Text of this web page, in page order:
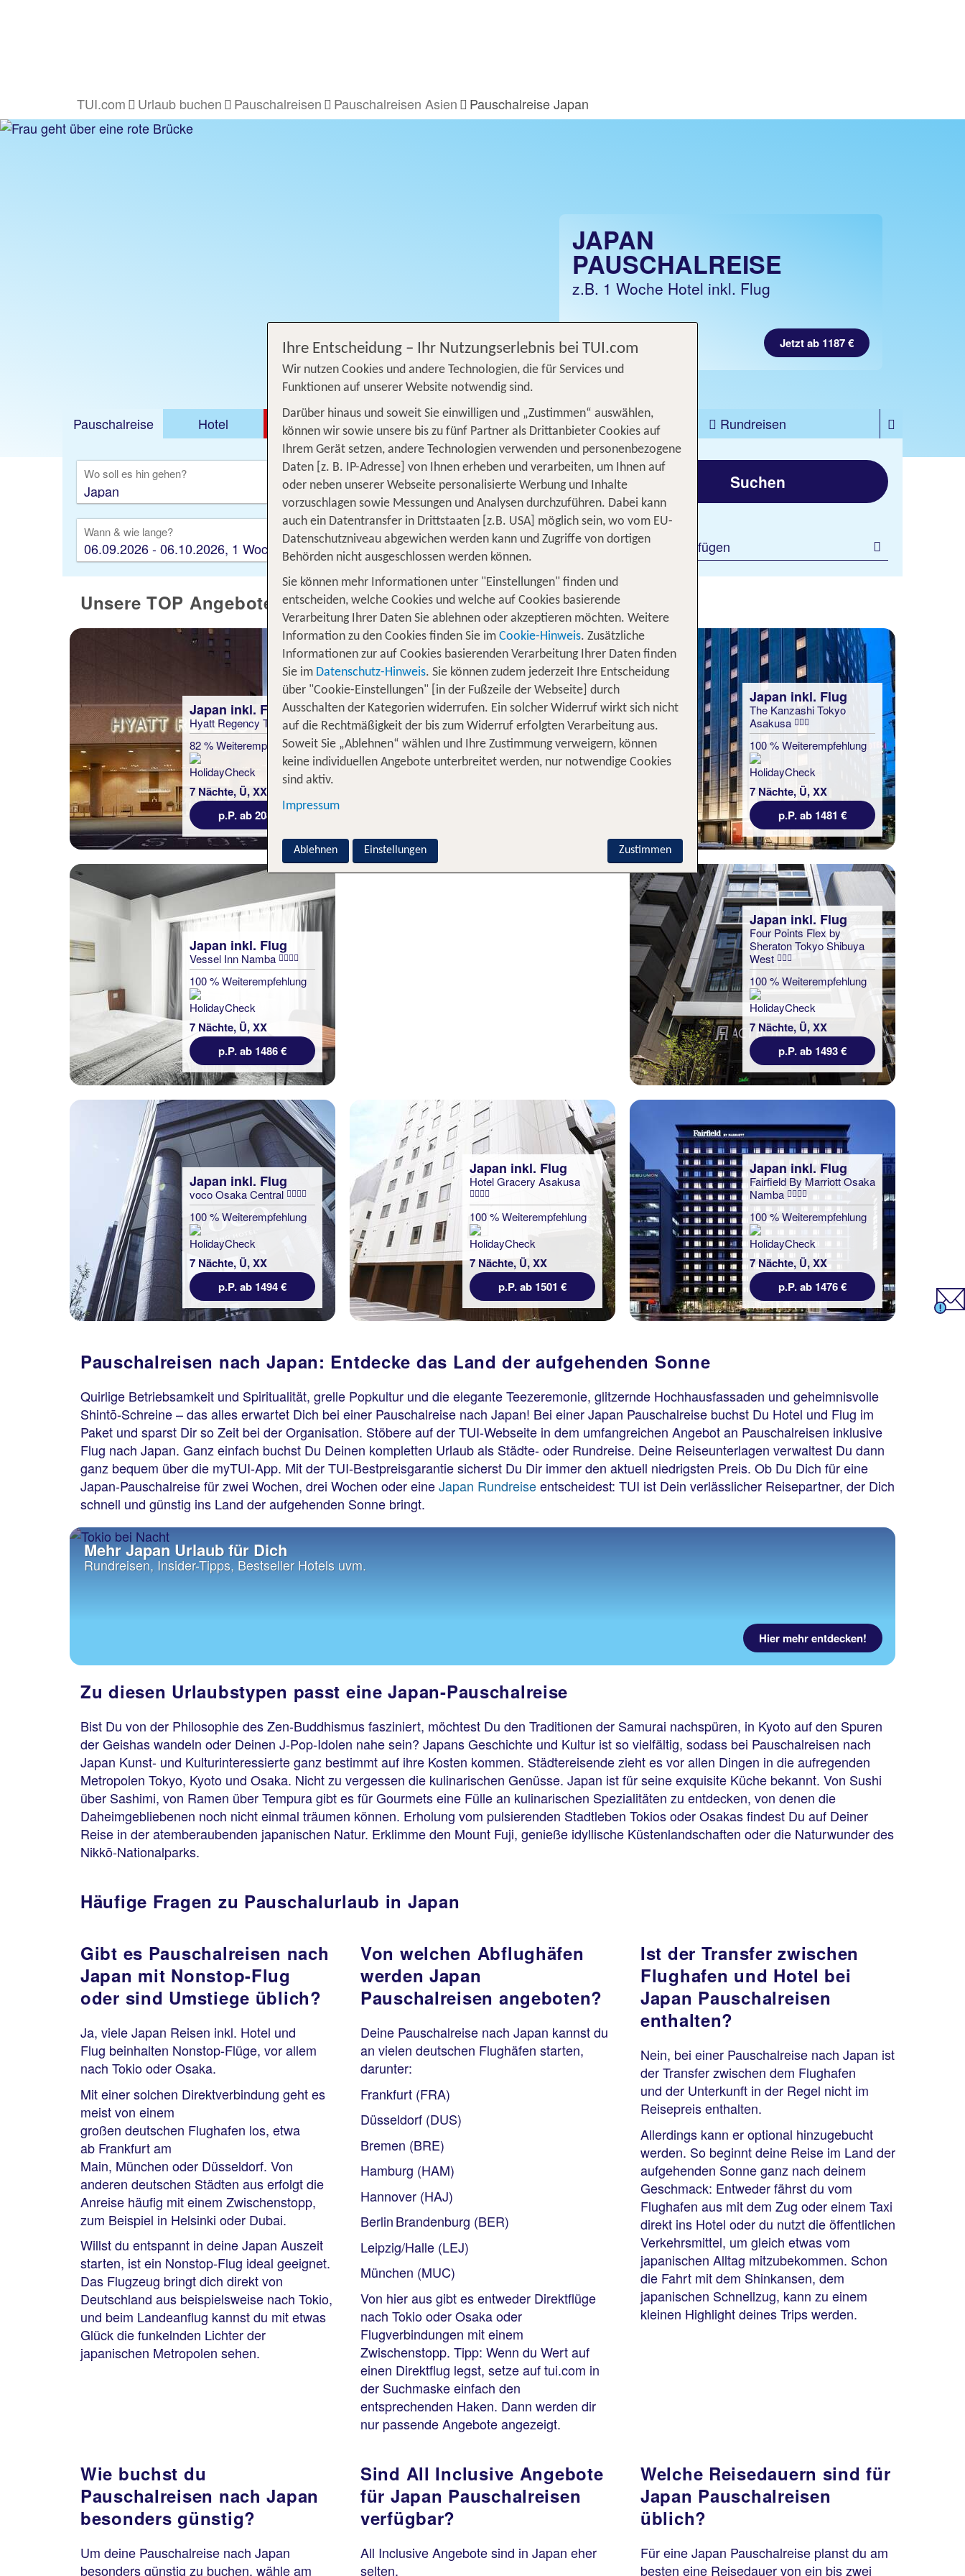
TUI.com Urlaub buchen Pauschalreisen Pauschalreisen Asien Pauschalreise Japan
JAPAN
PAUSCHALREISE
z.B. 1 Woche Hotel inkl. Flug
Jetzt ab 1187 €
Pauschalreise Hotel DEALS Flug Ferienhaus Mietwagen Kreuzfahrten
Rundreisen
Ausflüge
Camper Privattransfer Zusatzleistungen
Wo soll es hin gehen? Von wo?
Beliebig
Wann & wie lange?
06.09.2026 - 06.10.2026, 1 Woche
Wer reist mit?
2 Erwachsene
Suchen
Filter hinzufügen
Unsere TOP Angebote 1 Woche Japan Urlaub inkl. Flug
Japan inkl. Flug
Hyatt Regency Tokyo
82 % Weiterempfehlung
7 Nächte, Ü, XX
p.P. ab 2084 €
Japan inkl. Flug
Henn Na Hotel Tokyo
Ginza
100 % Weiterempfehlung
Japan inkl. Flug
The Kanzashi Tokyo
Asakusa
100 % Weiterempfehlung
7 Nächte, Ü, XX
p.P. ab 1481 €
Japan inkl. Flug
Vessel Inn Namba
100 % Weiterempfehlung
7 Nächte, Ü, XX
p.P. ab 1486 €
Japan inkl. Flug
Miyako City Osaka
Hommachi
100 % Weiterempfehlung
Japan inkl. Flug
Four Points Flex by
Sheraton Tokyo Shibuya
West
100 % Weiterempfehlung
7 Nächte, Ü, XX
p.P. ab 1493 €
Japan inkl. Flug
voco Osaka Central
100 % Weiterempfehlung
7 Nächte, Ü, XX
p.P. ab 1494 €
Japan inkl. Flug
Hotel Gracery Asakusa
100 % Weiterempfehlung
7 Nächte, Ü, XX
p.P. ab 1501 €
Japan inkl. Flug
Fairfield By Marriott Osaka
Namba
100 % Weiterempfehlung
7 Nächte, Ü, XX
p.P. ab 1476 €
Pauschalreisen nach Japan: Entdecke das Land der aufgehenden Sonne
Quirlige Betriebsamkeit und Spiritualität, grelle Popkultur und die elegante Teezeremonie, glitzernde Hochhausfassaden und geheimnisvolle
Shintō-Schreine – das alles erwartet Dich bei einer Pauschalreise nach Japan! Bei einer Japan Pauschalreise buchst Du Hotel und Flug im
Paket und sparst Dir so Zeit bei der Organisation. Stöbere auf der TUI-Webseite in dem umfangreichen Angebot an Pauschalreisen inklusive
Flug nach Japan. Ganz einfach buchst Du Deinen kompletten Urlaub als Städte- oder Rundreise. Deine Reiseunterlagen verwaltest Du dann
ganz bequem über die myTUI-App. Mit der TUI-Bestpreisgarantie sicherst Du Dir immer den aktuell niedrigsten Preis. Ob Du Dich für eine
Japan-Pauschalreise für zwei Wochen, drei Wochen oder eineJapan Rundreiseentscheidest: TUI ist Dein verlässlicher Reisepartner, der Dich
schnell und günstig ins Land der aufgehenden Sonne bringt.
Mehr Japan Urlaub für Dich
Rundreisen, Insider-Tipps, Bestseller Hotels uvm.
Hier mehr entdecken!
Zu diesen Urlaubstypen passt eine Japan-Pauschalreise
Bist Du von der Philosophie des Zen-Buddhismus fasziniert, möchtest Du den Traditionen der Samurai nachspüren, in Kyoto auf den Spuren
der Geishas wandeln oder Deinen J-Pop-Idolen nahe sein? Japans Geschichte und Kultur ist so vielfältig, sodass bei Pauschalreisen nach
Japan Kunst- und Kulturinteressierte ganz bestimmt auf ihre Kosten kommen. Städtereisende zieht es vor allen Dingen in die aufregenden
Metropolen Tokyo, Kyoto und Osaka. Nicht zu vergessen die kulinarischen Genüsse. Japan ist für seine exquisite Küche bekannt. Von Sushi
über Sashimi, von Ramen über Tempura gibt es für Gourmets eine Fülle an kulinarischen Spezialitäten zu entdecken, von denen die
Daheimgebliebenen noch nicht einmal träumen können. Erholung vom pulsierenden Stadtleben Tokios oder Osakas findest Du auf Deiner
Reise in der atemberaubenden japanischen Natur. Erklimme den Mount Fuji, genieße idyllische Küstenlandschaften oder die Naturwunder des
Nikkō-Nationalparks.
Häufige Fragen zu Pauschalurlaub in Japan
Gibt es Pauschalreisen nach
Japan mit Nonstop-Flug
oder sind Umstiege üblich?
Ja, viele Japan Reisen inkl. Hotel und
Flug beinhalten Nonstop-Flüge, vor allem
nach Tokio oder Osaka.
Mit einer solchen Direktverbindung geht es
meist von einem
großen deutschen Flughafen los, etwa
ab Frankfurt am
Main, München oder Düsseldorf. Von
anderen deutschen Städten aus erfolgt die
Anreise häufig mit einem Zwischenstopp,
zum Beispiel in Helsinki oder Dubai.
Willst du entspannt in deine Japan Auszeit
starten, ist ein Nonstop-Flug ideal geeignet.
Das Flugzeug bringt dich direkt von
Deutschland aus beispielsweise nach Tokio,
und beim Landeanflug kannst du mit etwas
Glück die funkelnden Lichter der
japanischen Metropolen sehen.
Von welchen Abflughäfen
werden Japan
Pauschalreisen angeboten?
Deine Pauschalreise nach Japan kannst du
an vielen deutschen Flughäfen starten,
darunter:
Frankfurt (FRA)
Düsseldorf (DUS)
Bremen (BRE)
Hamburg (HAM)
Hannover (HAJ)
Berlin Brandenburg (BER)
Leipzig/Halle (LEJ)
München (MUC)
Von hier aus gibt es entweder Direktflüge
nach Tokio oder Osaka oder
Flugverbindungen mit einem
Zwischenstopp. Tipp: Wenn du Wert auf
einen Direktflug legst, setze auf tui.com in
der Suchmaske einfach den
entsprechenden Haken. Dann werden dir
nur passende Angebote angezeigt.
Ist der Transfer zwischen
Flughafen und Hotel bei
Japan Pauschalreisen
enthalten?
Nein, bei einer Pauschalreise nach Japan ist
der Transfer zwischen dem Flughafen
und der Unterkunft in der Regel nicht im
Reisepreis enthalten.
Allerdings kann er optional hinzugebucht
werden. So beginnt deine Reise im Land der
aufgehenden Sonne ganz nach deinem
Geschmack: Entweder fährst du vom
Flughafen aus mit dem Zug oder einem Taxi
direkt ins Hotel oder du nutzt die öffentlichen
Verkehrsmittel, um gleich etwas vom
japanischen Alltag mitzubekommen. Schon
die Fahrt mit dem Shinkansen, dem
japanischen Schnellzug, kann zu einem
kleinen Highlight deines Trips werden.
Wie buchst du
Pauschalreisen nach Japan
besonders günstig?
Um deine Pauschalreise nach Japan
besonders günstig zu buchen, wähle am
Sind All Inclusive Angebote
für Japan Pauschalreisen
verfügbar?
All Inclusive Angebote sind in Japan eher
selten.
Welche Reisedauern sind für
Japan Pauschalreisen
üblich?
Für eine Japan Pauschalreise planst du am
besten eine Reisedauer von ein bis zwei
Ihre Entscheidung – Ihr Nutzungserlebnis bei TUI.com
Wir nutzen Cookies und andere Technologien, die für Services und
Funktionen auf unserer Website notwendig sind.
Darüber hinaus und soweit Sie einwilligen und „Zustimmen“ auswählen,
können wir sowie unsere bis zu fünf Partner als Drittanbieter Cookies auf
Ihrem Gerät setzen, andere Technologien verwenden und personenbezogene
Daten [z. B. IP-Adresse] von Ihnen erheben und verarbeiten, um Ihnen auf
oder neben unserer Webseite personalisierte Werbung und Inhalte
vorzuschlagen sowie Messungen und Analysen durchzuführen. Dabei kann
auch ein Datentransfer in Drittstaaten [z.B. USA] möglich sein, wo vom EU-
Datenschutzniveau abgewichen werden kann und Zugriffe von dortigen
Behörden nicht ausgeschlossen werden können.
Sie können mehr Informationen unter "Einstellungen" finden und
entscheiden, welche Cookies und welche auf Cookies basierende
Verarbeitung Ihrer Daten Sie ablehnen oder akzeptieren möchten. Weitere
Information zu den Cookies finden Sie im Cookie-Hinweis. Zusätzliche
Informationen zur auf Cookies basierenden Verarbeitung Ihrer Daten finden
Sie im Datenschutz-Hinweis. Sie können zudem jederzeit Ihre Entscheidung
über "Cookie-Einstellungen" [in der Fußzeile der Webseite] durch
Ausschalten der Kategorien widerrufen. Ein solcher Widerruf wirkt sich nicht
auf die Rechtmäßigkeit der bis zum Widerruf erfolgten Verarbeitung aus.
Soweit Sie „Ablehnen“ wählen und Ihre Zustimmung verweigern, können
keine individuellen Angebote unterbreitet werden, nur notwendige Cookies
sind aktiv.
Impressum
Zustimmen
Ablehnen Einstellungen